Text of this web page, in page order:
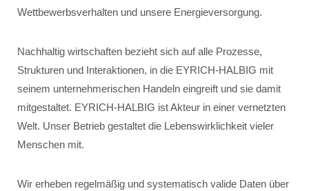
Wettbewerbsverhalten und unsere Energieversorgung.
Nachhaltig wirtschaften bezieht sich auf alle Prozesse,
Strukturen und Interaktionen, in die EYRICH-HALBIG mit
seinem unternehmerischen Handeln eingreift und sie damit
mitgestaltet. EYRICH-HALBIG ist Akteur in einer vernetzten
Welt. Unser Betrieb gestaltet die Lebenswirklichkeit vieler
Menschen mit.
Wir erheben regelmäßig und systematisch valide Daten über